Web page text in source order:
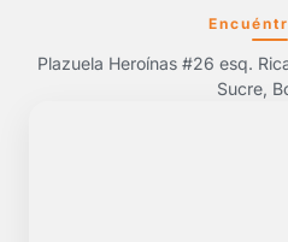
Plazuela Heroínas #26 esq.
Sucre,